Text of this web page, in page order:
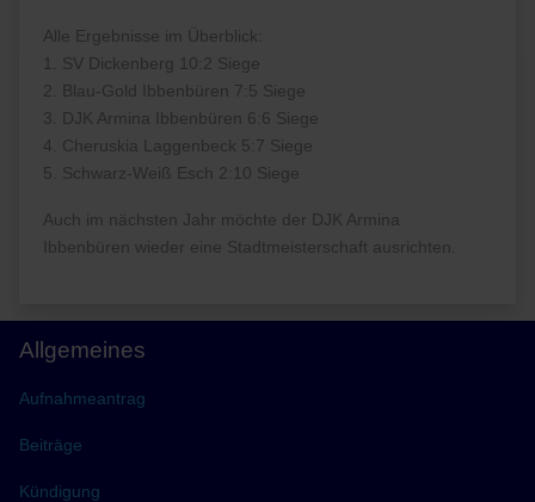
Alle Ergebnisse im Überblick:
1. SV Dickenberg 10:2 Siege
2. Blau-Gold Ibbenbüren 7:5 Siege
3. DJK Armina Ibbenbüren 6:6 Siege
4. Cheruskia Laggenbeck 5:7 Siege
5. Schwarz-Weiß Esch 2:10 Siege
Auch im nächsten Jahr möchte der DJK Armina
Ibbenbüren wieder eine Stadtmeisterschaft ausrichten.
Allgemeines
Aufnahmeantrag
Beiträge
Kündigung